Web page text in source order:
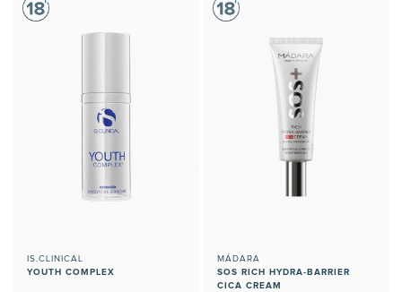
IS.CLINICAL
YOUTH COMPLEX
MÁDARA
SOS RICH HYDRA-BARRIER
CICA CREAM